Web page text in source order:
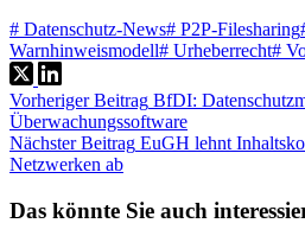
# Datenschutz-News# P2P-Filesharing
Warnhinweismodell# Urheberrecht#
VorherigerBeitrag BfDI:
Überwachungssoftware
NächsterBeitrag EuGH lehnt
Netzwerken ab
Das könnte Sie auch